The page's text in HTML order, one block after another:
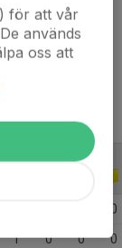
0
1 0 0 0
för att vår
används
oss att